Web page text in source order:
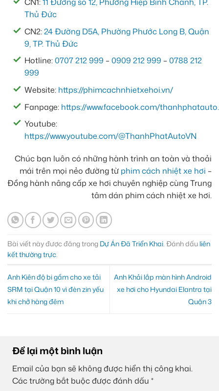
Thủ Đức
CN2:24 Đường D5A, Phường Phước Long B, Quận
9, TP. Thủ Đức
Hotline:0707 212 999 –0909 212 999 –0788 212
999
Website: https://phimcachnhietxehoi.vn/
Fanpage: https://www.facebook.com/
Youtube:
https://www.youtube.com/@ThanhPhatAutoVN
Chúc bạn luôn có những hành trình an toàn và thoải
mái trên mọi nẻo đường từ phim cách nhiệt xe hơi –
Đồng hành nâng cấp xe hơi chuyên nghiệp cùng Trung
tâm dán phim cách nhiệt xe hơi.
Bài viết này được đăng trong Dự Án Đã Triển Khai. Đánh dấu liên
kết thường trực.
Anh Kiên độ bi gầm cho xe tải
SRM tại Quận 10 vì đèn zin yếu
khi chở hàng đêm
Anh Khải lắp màn hình Android
xe hơi cho Hyundai Elantra tại
Quận 3
Để lại một bình luận
Email của bạn sẽ không được hiển thị công khai.
Các trường bắt buộc được đánh dấu *